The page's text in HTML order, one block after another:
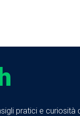
pratici e curiosità